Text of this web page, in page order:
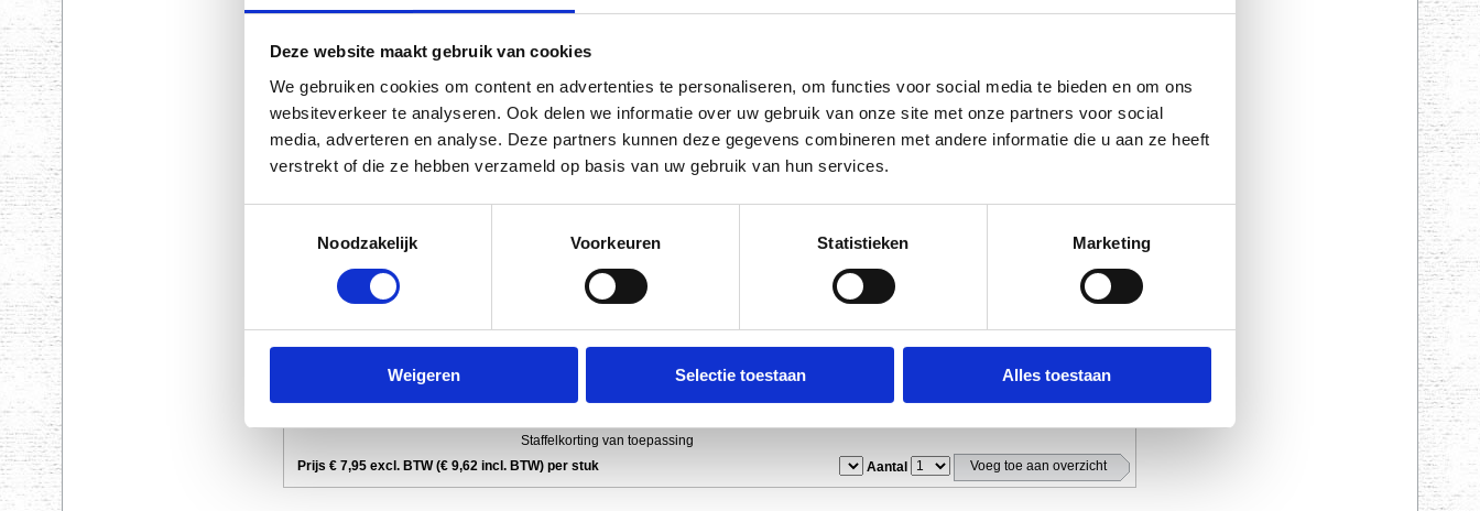
Deze website maakt gebruik van cookies
We gebruiken cookies om content en advertenties te personaliseren, om functies voor social media te bieden en om ons
websiteverkeer te analyseren. Ook delen we informatie over uw gebruik van onze site met onze partners voor social
media, adverteren en analyse. Deze partners kunnen deze gegevens combineren met andere informatie die u aan ze heeft
verstrekt of die ze hebben verzameld op basis van uw gebruik van hun services.
Noodzakelijk
Voorkeuren Statistieken Marketing
Weigeren Selectie toestaan Alles toestaan
v Gewicht: 35 gr
Staffelkorting van toepassing
Prijs € 6,95 excl. BTW (€ 8,41 incl. BTW) per stuk
Aantal
Tsavo Sun
Anticondens zonnebril met uitneembare schuimvulling voor extra comfort en bescherming.
Robuuste maar toch comfortabele veiligheidsbril geschikt voor veeleisende toepassingen. De
de ogen irriteren buiten te houden. Tsavo Sun is aan beide zijden behandeld met een
v Polyamide veren
v Polycarbonaat lens
v Lens kleur: donker
v Optisch filter: 5 - 2,5
v Coating: anticondenscoating
Staffelkorting van toepassing
Prijs € 7,95 excl. BTW (€ 9,62 incl. BTW) per stuk
Aantal